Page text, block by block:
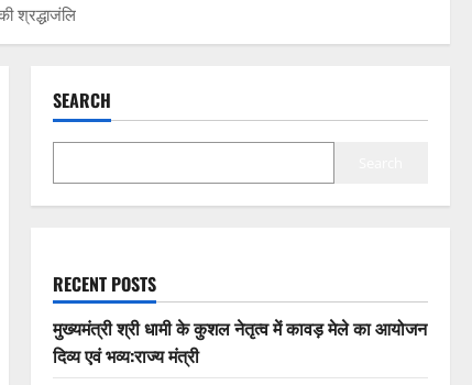
श्रद्धाजंलि
SEARCH
RECENT POSTS
मुख्यमंत्री श्री धामी के कुशल नेतृत्व में कावड़ मेले का आयोजन
दिव्य एवं भव्य:राज्य मंत्री